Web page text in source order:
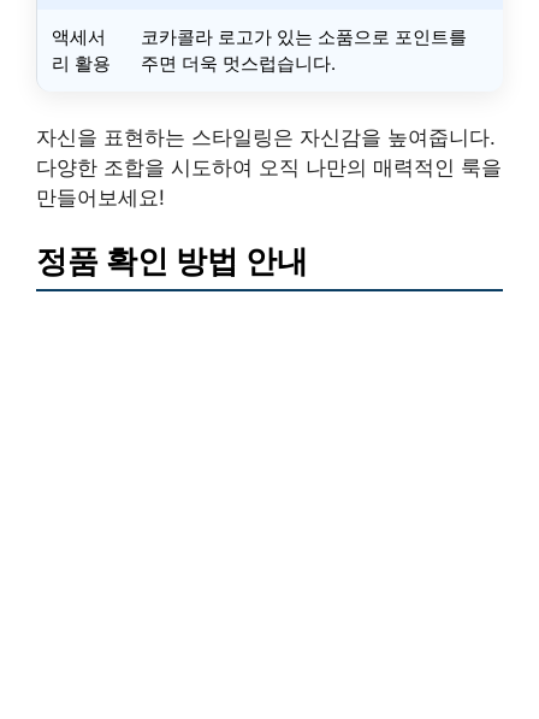
액세서
리 활용
코카콜라 로고가 있는 소품으로 포인트를
주면 더욱 멋스럽습니다.
자신을 표현하는 스타일링은 자신감을 높여줍니다.
다양한 조합을 시도하여 오직 나만의 매력적인 룩을
만들어보세요!
정품 확인 방법 안내